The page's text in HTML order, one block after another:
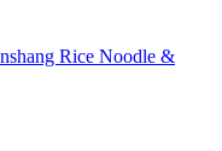
Rice Noodle &